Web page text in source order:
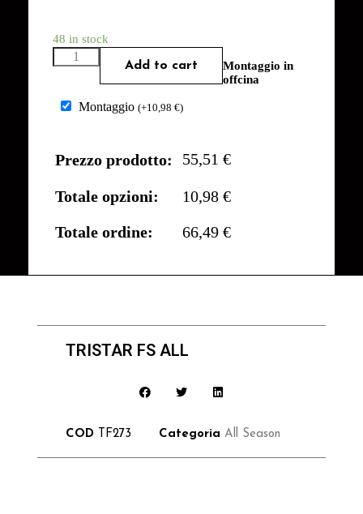
48 in stock
Add to cart
Montaggio in
offcina
Montaggio (+10,98 €)
Prezzo prodotto: 55,51 €
Totale opzioni:
10,98 €
Totale ordine:
66,49 €
TRISTAR FS ALL
COD TF273 Categoria All Season